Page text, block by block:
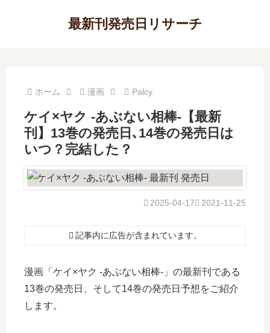
最新刊発売日リサーチ
ホーム 漫画 Palcy
ケイ×ヤク -あぶない相棒-【最新
刊】13巻の発売日､14巻の発売日は
いつ？完結した？
2021-11-25
2025-04-17
記事内に広告が含まれています。
漫画「ケイ×ヤク -あぶない相棒-」の最新刊である
13巻の発売日、そして14巻の発売日予想をご紹介
します。